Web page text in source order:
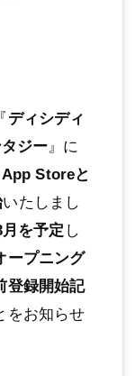
ディシディ
ジー』に
Storeと
いたしまし
を予定 し
ープニング
登録開始記
をお知らせ